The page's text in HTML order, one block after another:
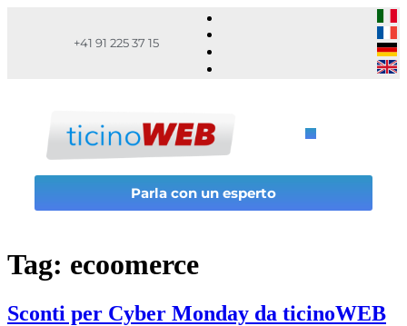
+41 91 225 37 15
Parla con un esperto
Tag: ecoomerce
Sconti per Cyber Monday da ticinoWEB